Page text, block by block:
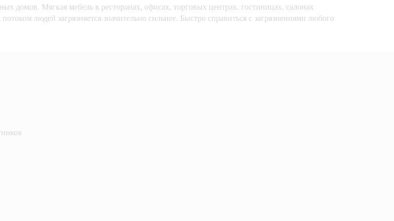
домов. Мягкая мебель в ресторанах, офисах, торговых центрах, гостиницах, салонах
людей загрязняется значительно сильнее. Быстро справиться с загрязнениями любого